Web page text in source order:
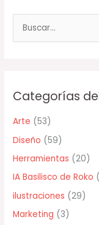
u
a
o
r
:
Categorías
Arte (53)
Diseño (59)
Herramientas (20)
IA Basilisco de Roko
ilustraciones (29)
Marketing (3)